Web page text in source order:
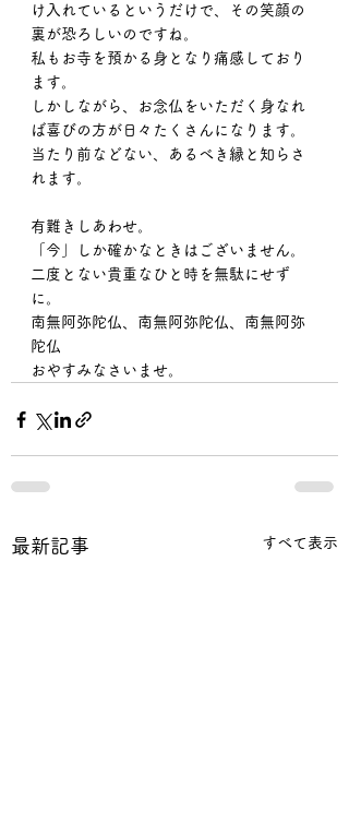
け入れているというだけで、その笑顔の
裏が恐ろしいのですね。
私もお寺を預かる身となり痛感しており
ます。
しかしながら、お念仏をいただく身なれ
ば喜びの方が日々たくさんになります。
当たり前などない、あるべき縁と知らさ
れます。
有難きしあわせ。
「今」しか確かなときはございません。
二度とない貴重なひと時を無駄にせず
に。
南無阿弥陀仏、南無阿弥陀仏、南無阿弥
陀仏
おやすみなさいませ。
最新記事 すべて表示